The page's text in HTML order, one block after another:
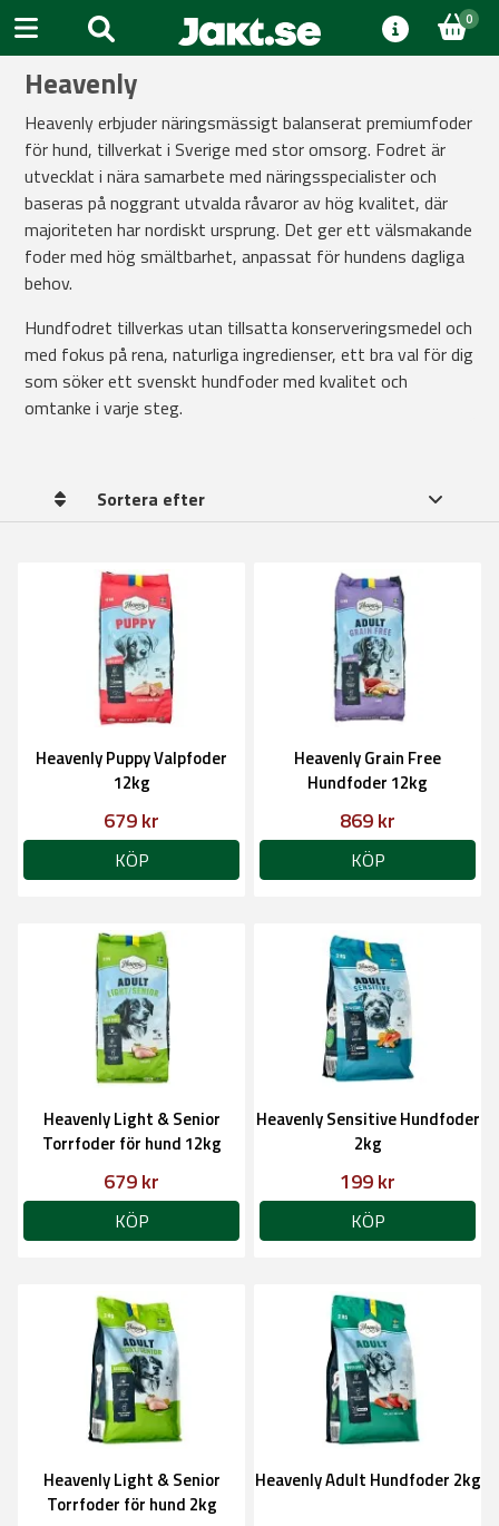
0
Heavenly
Heavenly erbjuder näringsmässigt balanserat premiumfoder
för hund, tillverkat i Sverige med stor omsorg. Fodret är
utvecklat i nära samarbete med näringsspecialister och
baseras på noggrant utvalda råvaror av hög kvalitet, där
majoriteten har nordiskt ursprung. Det ger ett välsmakande
foder med hög smältbarhet, anpassat för hundens dagliga
behov.
Hundfodret tillverkas utan tillsatta konserveringsmedel och
med fokus på rena, naturliga ingredienser, ett bra val för dig
som söker ett svenskt hundfoder med kvalitet och
omtanke i varje steg.
Sortera efter
Heavenly Puppy Valpfoder
12kg
679 kr
KÖP
Heavenly Grain Free
Hundfoder 12kg
869 kr
KÖP
Heavenly Light & Senior
Torrfoder för hund 12kg
679 kr
KÖP
Heavenly Sensitive Hundfoder
2kg
199 kr
KÖP
Heavenly Light & Senior
Torrfoder för hund 2kg
Heavenly Adult Hundfoder 2kg